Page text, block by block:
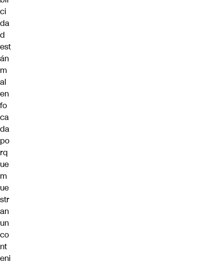
ci
da
d
est
án
m
al
en
fo
ca
da
po
rq
ue
m
ue
str
an
un
co
nt
eni